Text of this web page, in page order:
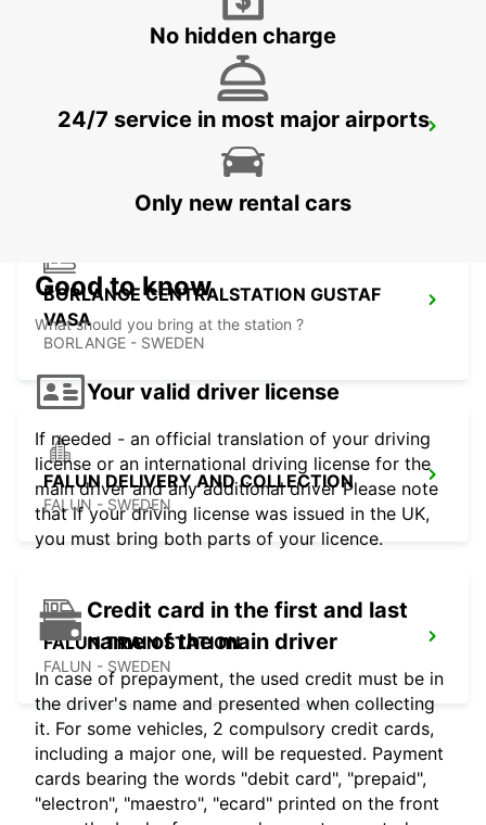
BORLANGE
BORLANGE CENTRALSTATION GUSTAF
VASA
BORLANGE - SWEDEN
FALUN DELIVERY AND COLLECTION
FALUN - SWEDEN
FALUN TRAIN STATION
FALUN - SWEDEN
No hidden charge
24/7 service in most major airports
Only new rental cars
Good to know
What should you bring at the station ?
Your valid driver license
If needed - an official translation of your driving
license or an international driving license for the
main driver and any additional driver Please note
that if your driving license was issued in the UK,
you must bring both parts of your licence.
Credit card in the first and last
name of the main driver
In case of prepayment, the used credit must be in
the driver's name and presented when collecting
it. For some vehicles, 2 compulsory credit cards,
including a major one, will be requested. Payment
cards bearing the words "debit card", "prepaid",
"electron", "maestro", "ecard" printed on the front